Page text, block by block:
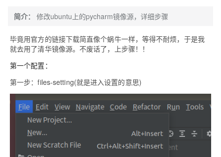
简介： 修改ubuntu上的pycharm镜像源，详细步骤
毕竟用官方的链接下载简直像个蜗牛一样，等得不耐烦，于是我
就去用了清华镜像源。不废话了，上步骤！！
第一个配置：
第一步：files-setting(就是进入设置的意思)